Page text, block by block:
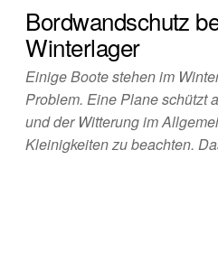
Bordwandschutz
Winterlager
Einige Boote stehen im
Problem. Eine Plane schützt
und der Witterung im
Kleinigkeiten zu beachten.